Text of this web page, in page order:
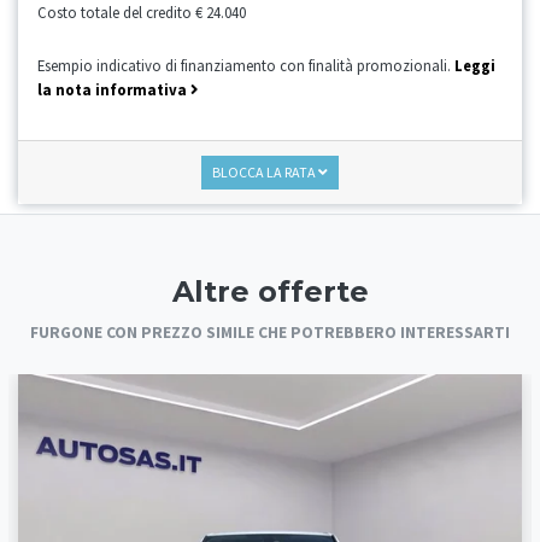
Costo totale del credito € 24.040
Esempio indicativo di finanziamento con finalità promozionali. Leggi
la nota informativa
BLOCCA LA RATA
Altre offerte
FURGONE CON PREZZO SIMILE CHE POTREBBERO INTERESSARTI